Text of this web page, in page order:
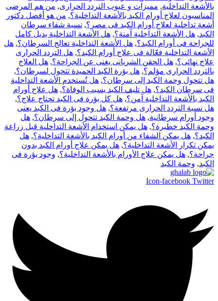
بالأشعة التداخلية, مميزات و عيوب التردد الحرارى, من هم المرضى
المناسبون لعلاج أورام الكبد بالأشعة التداخلية؟, من هو أفضل دكتور
أشعة تداخلية لعلاج أورام الكبد فى مصر؟, نسبة شفاء سرطان
الكبد, هل الأشعة التداخلية آمنة؟, هل الأشعة التداخلية بديل كامل
للجراحة فى أورام الكبد؟, هل الأشعة التداخلية تعالج السرطان؟, هل
الأشعة التداخلية فعّالة فى علاج أورام الكبد؟, هل التردد الحرارى
علاج نهائى؟, هل الحقن الشريانى يغنى عن الجراحة؟, هل العلاج
بالتردد الحرارى مؤلم؟, هل بؤرة الكبد الحميدة تتحول لسرطان؟,
هل تتحول وحمة الكبد إلى سرطان؟, هل تُستخدم الأشعة التداخلية
فى سرطان الكبد؟, هل تليف الكبد يسبب الوفاة؟, هل علاج أورام
الكبد بالأشعة التداخلية آمن؟, هل كل بؤرة فى الكبد تحتاج علاج؟,
هل نسبة التردد الحرارى مرتفعة؟, هل وجود بؤرة فى الكبد يعنى
وجود أورام سرطانية, هل وحمة الكبد تتحول إلى سرطان؟, هل
وحمة الكبد خطيرة؟, هل يمكن استخدام الأشعة التداخلية قبل زراعة
الكبد؟, هل يمكن الشفاء من أورام الكبد بالأشعة التداخلية؟, هل
يمكن تكرار الأشعة التداخلية؟, هل يمكن علاج أورام الكبد بدون
جراحة؟, هل يمكن علاج الأورام بالأشعة التداخلية؟, وجود بؤرة فى
الكبد, وحمة الكبد
Icon-facebook Twitter